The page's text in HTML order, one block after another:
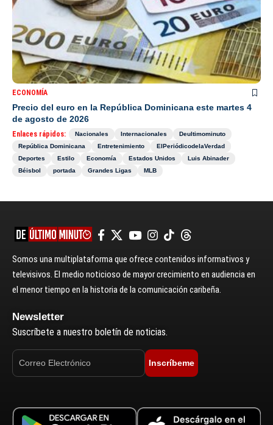
ECONOMÍA
Precio del euro en la República Dominicana este martes 4
de agosto de 2026
Enlaces rápidos: Nacionales Internacionales
Deultimominuto
República Dominicana
Entretenimiento
ElPeriódicodelaVerdad
Deportes
Estilo Economía Estados Unidos
Luis Abinader
Béisbol
portada Grandes Ligas MLB
Somos una multiplataforma que ofrece contenidos informativos y
televisivos. El medio noticioso de mayor crecimiento en audiencia en
el menor tiempo en la historia de la comunicación caribeña.
Newsletter
Suscríbete a nuestro boletín de noticias.
Inscríbeme